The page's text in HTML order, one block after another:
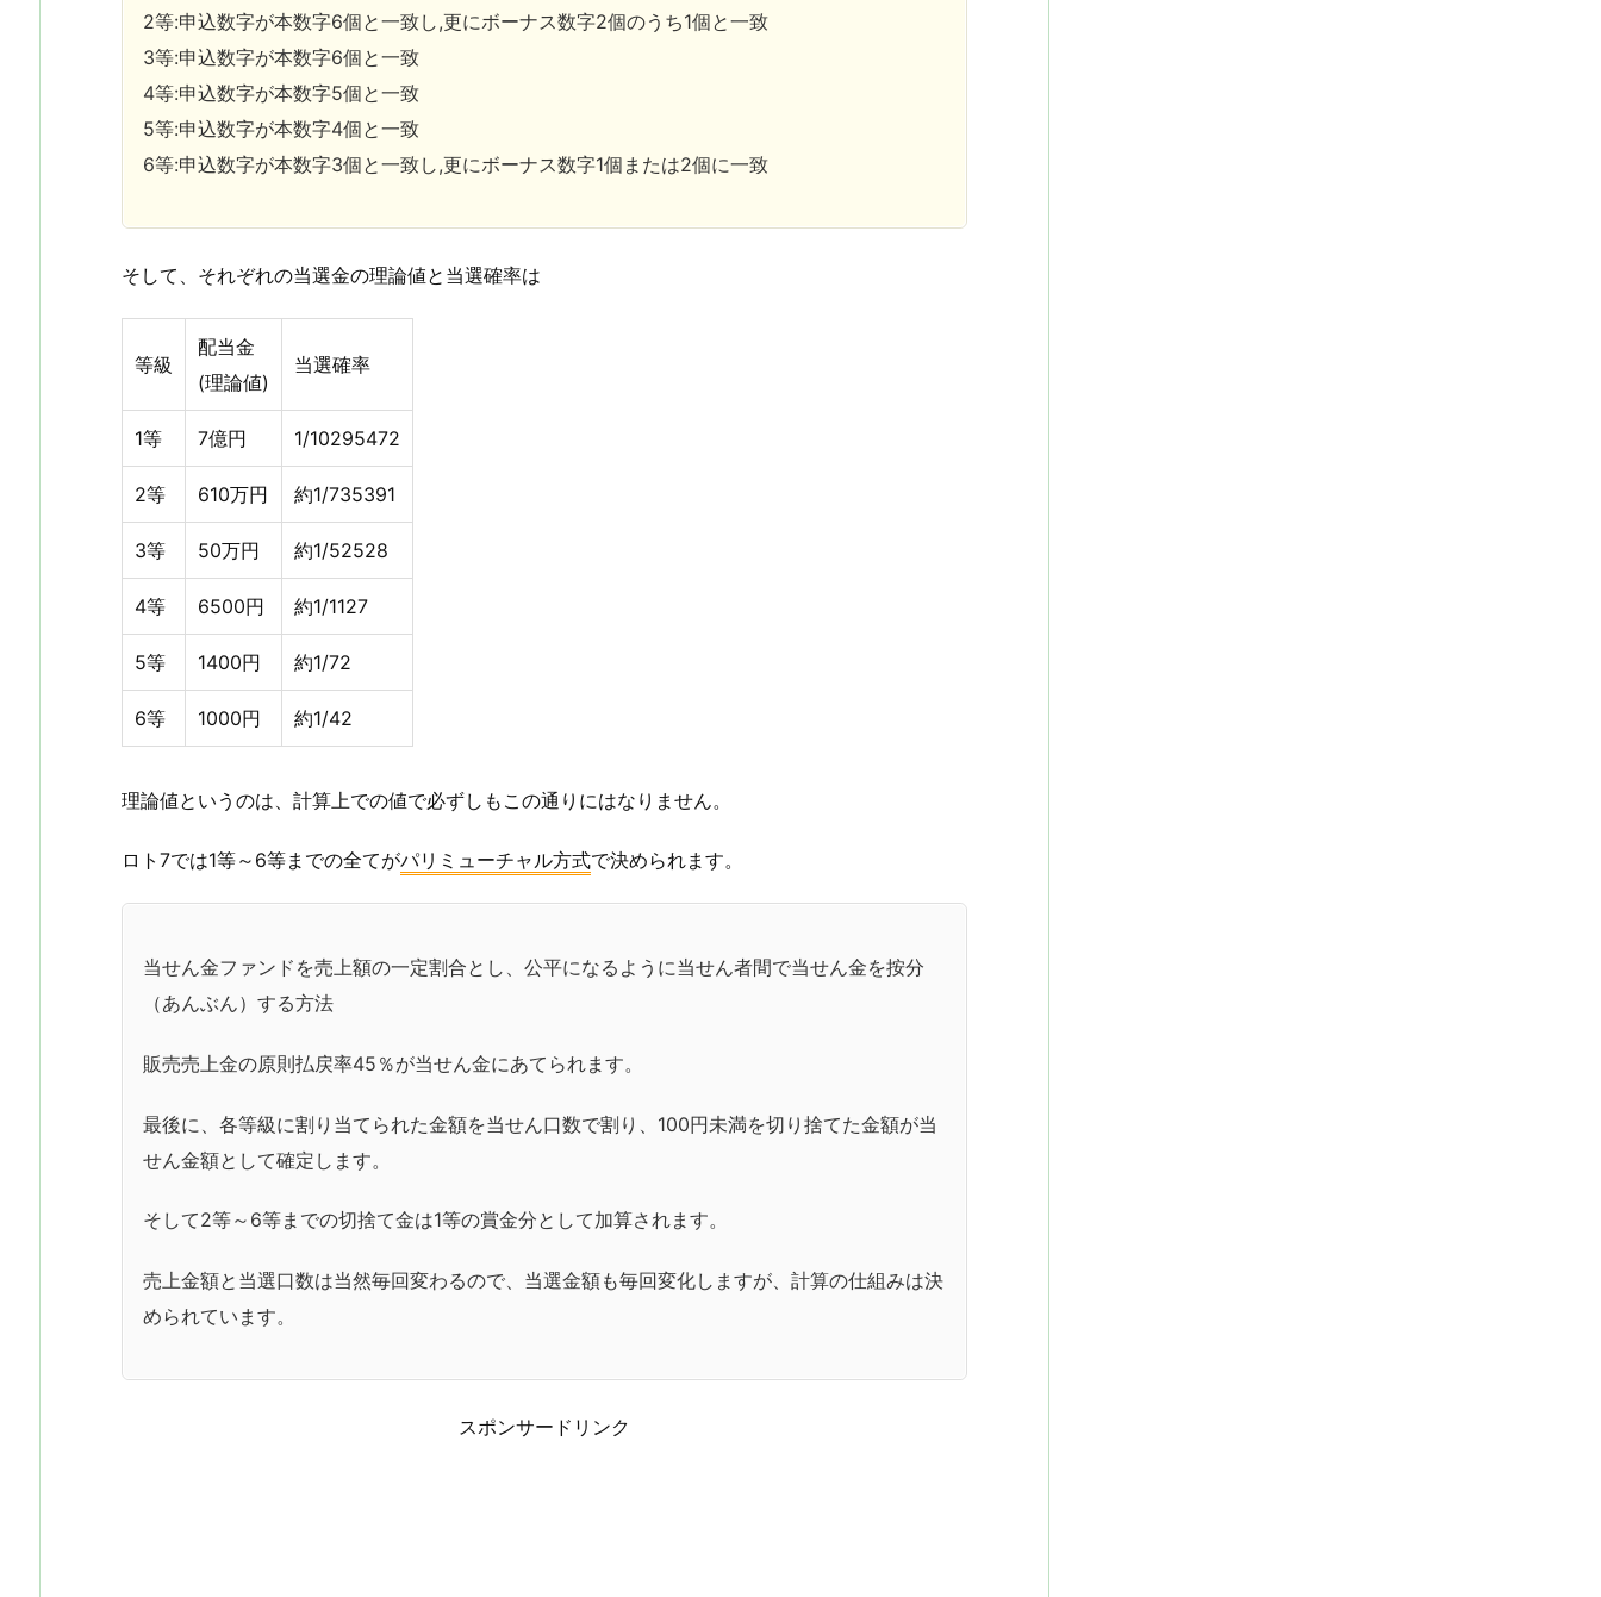
2等:申込数字が本数字6個と一致し,更にボーナス数字2個のうち1個と一致
3等:申込数字が本数字6個と一致
4等:申込数字が本数字5個と一致
5等:申込数字が本数字4個と一致
6等:申込数字が本数字3個と一致し,更にボーナス数字1個または2個に一致
そして、それぞれの当選金の理論値と当選確率は
等級
配当金
(理論値)
当選確率
1等 7億円 1/10295472
2等 610万円 約1/735391
3等 50万円 約1/52528
4等 6500円 約1/1127
5等 1400円 約1/72
6等 1000円 約1/42
理論値というのは、計算上での値で必ずしもこの通りにはなりません。
ロト7では1等～6等までの全てがパリミューチャル方式で決められます。
当せん金ファンドを売上額の一定割合とし、公平になるように当せん者間で当せん金を按分
（あんぶん）する方法
販売売上金の原則払戻率45％が当せん金にあてられます。
最後に、各等級に割り当てられた金額を当せん口数で割り、100円未満を切り捨てた金額が当
せん金額として確定します。
そして2等～6等までの切捨て金は1等の賞金分として加算されます。
売上金額と当選口数は当然毎回変わるので、当選金額も毎回変化しますが、計算の仕組みは決
められています。
スポンサードリンク